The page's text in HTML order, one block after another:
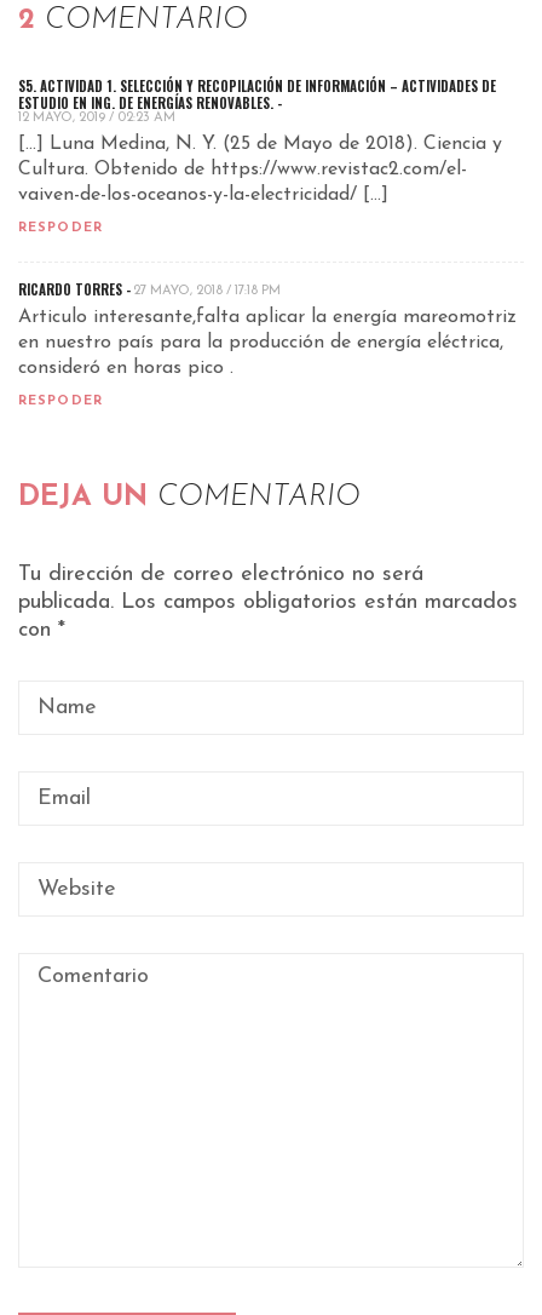
2 COMENTARIO
S5. ACTIVIDAD 1. SELECCIÓN Y RECOPILACIÓN DE INFORMACIÓN – ACTIVIDADES DE
ESTUDIO EN ING. DE ENERGÍAS RENOVABLES. -
12 MAYO, 2019 / 02:23 AM
[…] Luna Medina, N. Y. (25 de Mayo de 2018). Ciencia y
Cultura. Obtenido de https://www.revistac2.com/el-
vaiven-de-los-oceanos-y-la-electricidad/ […]
RESPODER
RICARDO TORRES - 27 MAYO, 2018 / 17:18 PM
Articulo interesante,falta aplicar la energía mareomotriz
en nuestro país para la producción de energía eléctrica,
consideró en horas pico .
RESPODER
DEJA UN COMENTARIO
Tu dirección de correo electrónico no será
publicada. Los campos obligatorios están marcados
con *